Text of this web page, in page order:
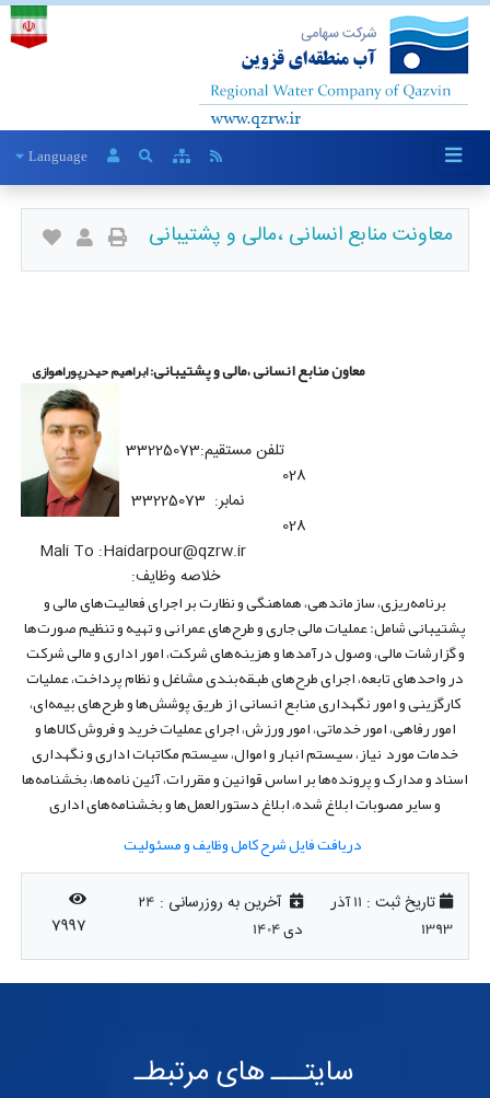
Language
معاونت منابع انسانی ،مالی و پشتیبانی
معاون منابع انسانی ،مالی و پشتیبانی: ابراهیم حیدرپوراهوازی
تلفن مستقیم:33225073
028
نمابر: 33225073
028
Mali To :Haidarpour@qzrw.ir
خلاصه وظایف:
برنامه‌ریزی، سازماندهی، هماهنگی و نظارت بر اجرای فعالیت‌های مالی و
پشتیبانی شامل: عملیات مالی جاری و طرح‌های عمرانی و تهیه و تنظیم صورت‌ها
و گزارشات مالی، وصول درآمدها و هزینه‌های شرکت، امور اداری و مالی شرکت
در واحدهای تابعه، اجرای طرح‌های طبقه‌بندی مشاغل و نظام پرداخت، عملیات
کارگزینی و امور نگهداری منابع انسانی از طریق پوشش‌ها و طرح‌های بیمه‌ای،
امور رفاهی، امور خدماتی، امور ورزش، اجرای عملیات خرید و فروش کالاها و
خدمات مورد نیاز، سیستم انبار و اموال، سیستم مکاتبات اداری و نگهداری
اسناد و مدارک و پرونده‌ها بر اساس قوانین و مقررات، آئین نامه‌ها، بخشنامه‌ها
و سایر مصوبات ابلاغ شده، ابلاغ دستورالعمل‌ها و بخشنامه‌های اداری
دریافت فایل شرح کامل وظایف و مسئولیت
تاریخ ثبت :
11 آذر
1393
آخرین به روزرسانی : 24
دی 1404
7997
سایتـــ های مرتبطـ